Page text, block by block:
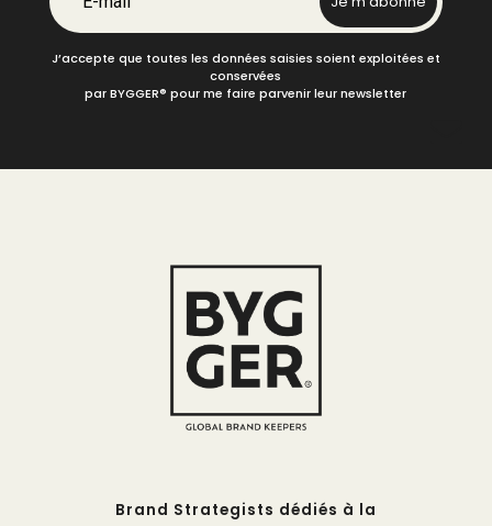
J’accepte que toutes les données saisies soient exploitées et
conservées
par BYGGER® pour me faire parvenir leur newsletter
Brand Strategists dédiés à la